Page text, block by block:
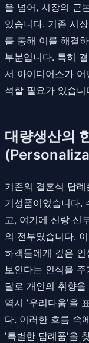
을 넘어, 시장의 근
있습니다. 기존 시
를 통해 이를 해결
부분입니다. 특히
서 아이디어스가
석할 필요가 있습니
대량생산의
기존의 결혼식 답
기성품이었습니다.
고, 여기에 신랑 신
의 전부였습니다.
하객들에게 깊은
보인다는 인식을
달로 개인의 취향
역시 '우리다움'을
다. 이러한 흐름 속
'특별한 답례품'을